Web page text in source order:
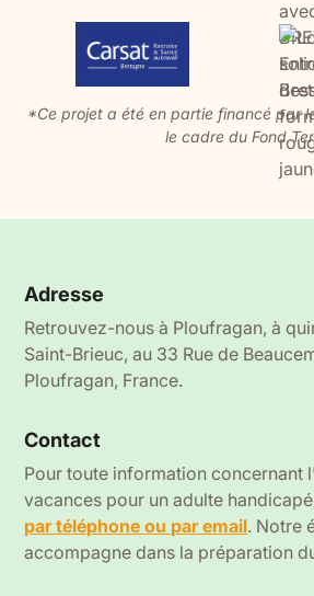
*Ce projet a été en partie financé par
le cadre du Fond
Adresse
Retrouvez-nous à Ploufragan, à
Saint-Brieuc, au 33 Rue de
Ploufragan, France.
Contact
Pour toute information concernant
vacances pour un adulte
par téléphone ou par email. Notre
accompagne dans la préparation